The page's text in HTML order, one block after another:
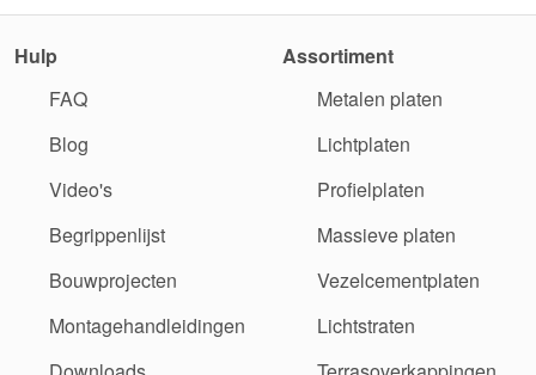
Hulp
FAQ
Blog
Video's
Begrippenlijst
Bouwprojecten
Montagehandleidingen
Assortiment
Metalen platen
Lichtplaten
Profielplaten
Massieve platen
Vezelcementplaten
Lichtstraten